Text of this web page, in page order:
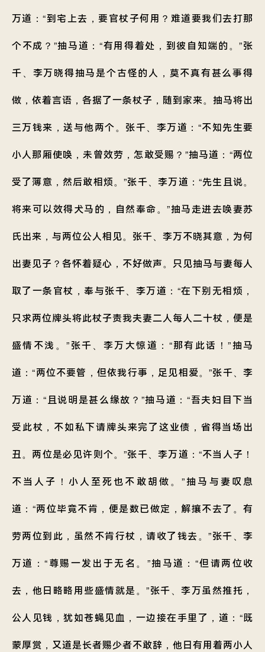
万道：“到宅上去，要官杖子何用？难道要我们去打那
个不成？”抽马道：“有用得着处，到彼自知端的。”张
千、李万晓得抽马是个古怪的人，莫不真有甚么事得
做，依着言语，各据了一条杖子，随到家来。抽马将出
三万钱来，送与他两个。张千、李万道：“不知先生要
小人那厢使唤，未曾效劳，怎敢受赐？”抽马道：“两位
受了薄意，然后敢相烦。”张千、李万道：“先生且说。
将来可以效得犬马的，自然奉命。”抽马走进去唤妻苏
氏出来，与两位公人相见。张千、李万不晓其意，为何
出妻见子？各怀着疑心，不好做声。只见抽马与妻每人
取了一条官杖，奉与张千、李万道：“在下别无相烦，
只求两位牌头将此杖子责我夫妻二人每人二十杖，便是
盛情不浅。”张千、李万大惊道：“那有此话！”抽马
道：“两位不要管，但依我行事，足见相爱。”张千、李
万道：“且说明是甚么缘故？”抽马道：“吾夫妇目下当
受此杖，不如私下请牌头来完了这业债，省得当场出
丑。两位是必见许则个。”张千、李万道：“不当人子！
不当人子！小人至死也不敢胡做。”抽马与妻叹息
道：“两位毕竟不肯，便是数已做定，解攘不去了。有
劳两位到此，虽然不肯行杖，请收了钱去。”张千、李
万道：“尊赐一发出于无名。”抽马道：“但请两位收
去，他日略略用些盛情就是。”张千、李万虽然推托，
公人见钱，犹如苍蝇见血，一边接在手里了，道：“既
蒙厚赏，又道是长者赐少者不敢辞，他日有用着两小人